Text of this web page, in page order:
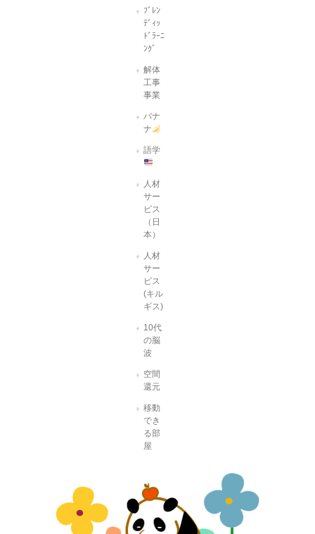
ﾌﾞﾚﾝ
ﾃﾞｨｯ
ﾄﾞﾗｰﾆ
ﾝｸﾞ
解体
工事
事業
バナ
ナ
語学
人材
サー
ビス
（日
本）
人材
サー
ビス
(キル
ギス)
10代
の脳
波
空間
還元
移動
でき
る部
屋